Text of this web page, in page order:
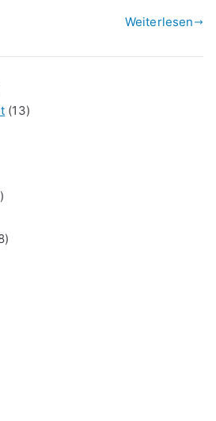
Weiterlesen
(13)